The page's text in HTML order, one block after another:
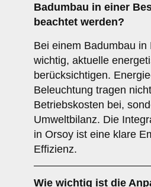
Badumbau in einer
beachtet werden?
Bei einem Badumbau
wichtig, aktuelle
berücksichtigen.
Beleuchtung tragen
Betriebskosten bei,
Umweltbilanz. Die
in Orsoy ist eine klare
Effizienz.
Wie wichtig ist die